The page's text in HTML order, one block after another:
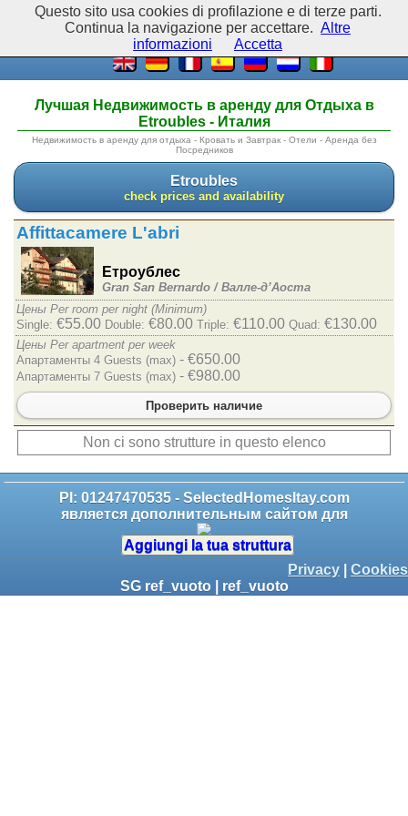
Лучшая Недвижимость в аренду для Отдыха в
Etroubles - Италия
Недвижимость в аренду для отдыха - Кровать и Завтрак - Отели - Аренда без
Посредников
Etroubles
check prices and availability
Affittacamere L'abri
Етроублес
Gran San Bernardo / Валле-д’Аоста
Цены Per room per night (Minimum)
Single: €55.00 Double: €80.00 Triple: €110.00 Quad: €130.00
Цены Per apartment per week
Апартаменты 4 Guests (max) - €650.00
Апартаменты 7 Guests (max) - €980.00
Проверить наличие
Non ci sono strutture in questo elenco
PI: 01247470535 - SelectedHomesItay.com
является дополнительным сайтом для
Aggiungi la tua struttura
Privacy
Cookies
SG ref_vuoto | ref_vuoto
Questo sito usa cookies di profilazione e di terze parti.
Continua la navigazione per accettare. Altre
informazioni
Accetta